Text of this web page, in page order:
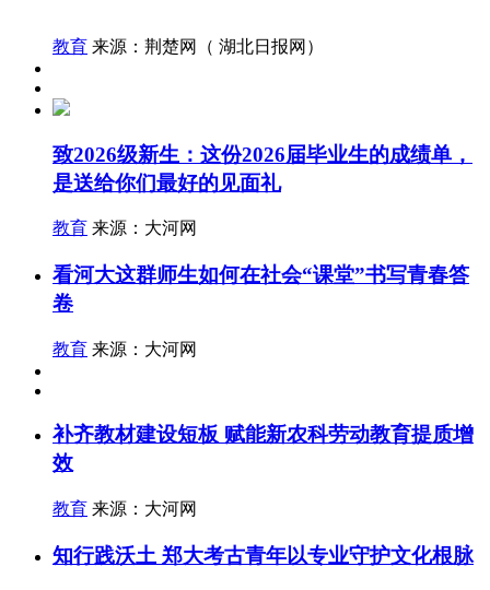
教育 来源：荆楚网（ 湖北日报网）
致2026级新生：这份2026届毕业生的成绩单，
是送给你们最好的见面礼
教育 来源：大河网
看河大这群师生如何在社会“课堂”书写青春答
卷
教育 来源：大河网
补齐教材建设短板 赋能新农科劳动教育提质增
效
教育 来源：大河网
知行践沃土 郑大考古青年以专业守护文化根脉